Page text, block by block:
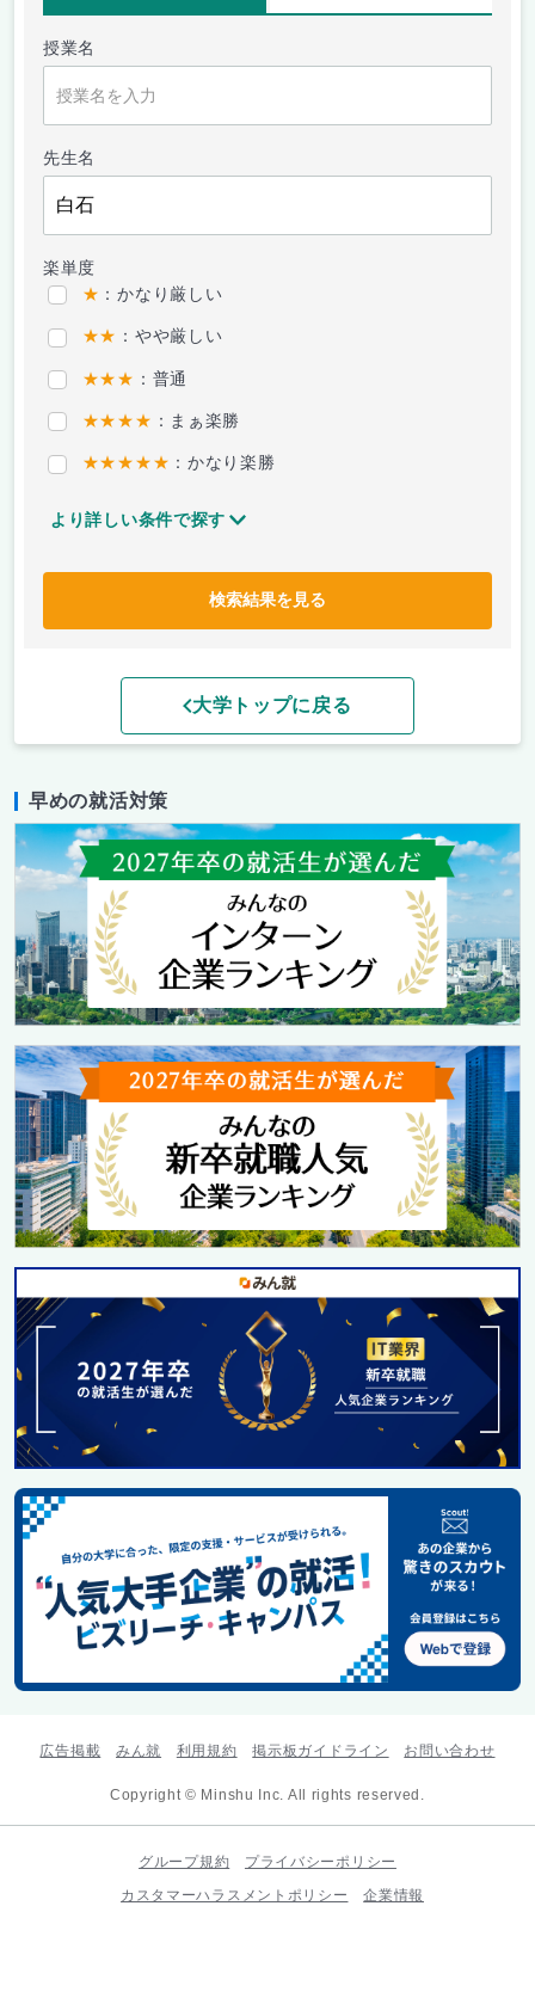
授業名
先生名
楽単度
★ ：かなり厳しい
★★ ：やや厳しい
★★★ ：普通
★★★★ ：まぁ楽勝
★★★★★ ：かなり楽勝
より詳しい条件で探す
検索結果を見る
大学トップに戻る
早めの就活対策
広告掲載 みん就 利用規約 掲示板ガイドライン お問い合わせ
Copyright © Minshu Inc. All rights reserved.
グループ規約
プライバシーポリシー
カスタマーハラスメントポリシー
企業情報